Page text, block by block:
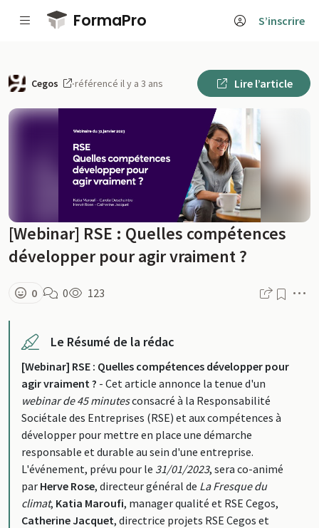
Passer au contenu principal
FormaPro S’inscrire
Cegos ·référencé il y a 3 ans Lire l’article
[Webinar] RSE : Quelles compétences
développer pour agir vraiment ?
0 0 123
Le Résumé de la rédac
[Webinar] RSE : Quelles compétences développer pour
agir vraiment ? - Cet article annonce la tenue d'un
webinar de 45 minutesconsacré à la Responsabilité
Sociétale des Entreprises (RSE) et aux compétences à
développer pour mettre en place une démarche
responsable et durable au sein d'une entreprise.
L'événement, prévu pour le 31/01/2023, sera co-animé
par Herve Rose, directeur général de La Fresque du
climat, Katia Maroufi, manager qualité et RSE Cegos,
Catherine Jacquet, directrice projets RSE Cegos et